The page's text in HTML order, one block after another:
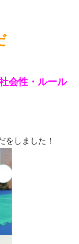
会性・ルール
をしました！